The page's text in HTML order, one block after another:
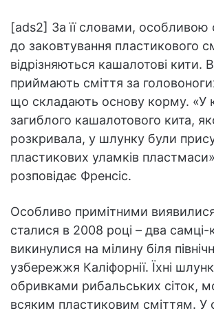
[ads2] За її словами, особливою
до заковтування пластикового
відрізняються кашалотові кити.
приймають сміття за
що складають основу корму. «У
загиблого кашалотового кита,
розкривала, у шлунку були
пластикових уламків
розповідає Френсіс.
Особливо примітними
сталися в 2008 році – два
викинулися на мілину біля
узбережжя Каліфорнії. Їхні
обривками рибальських сіток,
всяким пластиковим сміттям. У